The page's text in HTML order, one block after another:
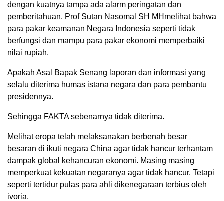
dengan kuatnya tampa ada alarm peringatan dan
pemberitahuan. Prof Sutan Nasomal SH MHmelihat bahwa
para pakar keamanan Negara Indonesia seperti tidak
berfungsi dan mampu para pakar ekonomi memperbaiki
nilai rupiah.
Apakah Asal Bapak Senang laporan dan informasi yang
selalu diterima humas istana negara dan para pembantu
presidennya.
Sehingga FAKTA sebenarnya tidak diterima.
Melihat eropa telah melaksanakan berbenah besar
besaran di ikuti negara China agar tidak hancur terhantam
dampak global kehancuran ekonomi. Masing masing
memperkuat kekuatan negaranya agar tidak hancur. Tetapi
seperti tertidur pulas para ahli dikenegaraan terbius oleh
ivoria.